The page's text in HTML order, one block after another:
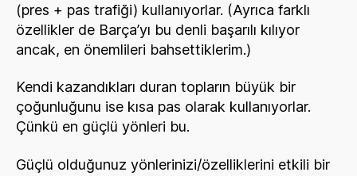
(pres + pas trafiği) kullanıyorlar. (Ayrıca farklı
özellikler de Barça’yı bu denli başarılı kılıyor
ancak, en önemlileri bahsettiklerim.)
Kendi kazandıkları duran topların büyük bir
çoğunluğunu ise kısa pas olarak kullanıyorlar.
Çünkü en güçlü yönleri bu.
Güçlü olduğunuz yönlerinizi/özelliklerini etkili bir